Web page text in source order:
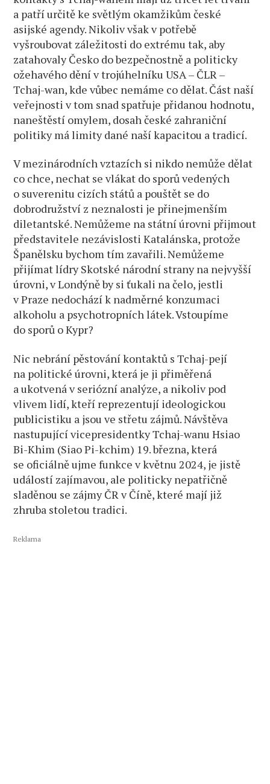
a patří určitě ke světlým okamžikům české
asijské agendy. Nikoliv však v potřebě
vyšroubovat záležitosti do extrému tak, aby
zatahovaly Česko do bezpečnostně a politicky
ožehavého dění v trojúhelníku USA – ČLR –
Tchaj-wan, kde vůbec nemáme co dělat. Část naší
veřejnosti v tom snad spatřuje přidanou hodnotu,
naneštěstí omylem, dosah české zahraniční
politiky má limity dané naší kapacitou a tradicí.
V mezinárodních vztazích si nikdo nemůže dělat
co chce, nechat se vlákat do sporů vedených
o suverenitu cizích států a pouštět se do
dobrodružství z neznalosti je přinejmenším
diletantské. Nemůžeme na státní úrovni přijmout
představitele nezávislosti Katalánska, protože
Španělsku bychom tím zavařili. Nemůžeme
přijímat lídry Skotské národní strany na nejvyšší
úrovni, v Londýně by si ťukali na čelo, jestli
v Praze nedochází k nadměrné konzumaci
alkoholu a psychotropních látek. Vstoupíme
do sporů o Kypr?
Nic nebrání pěstování kontaktů s Tchaj-pejí
na politické úrovni, která je ji přiměřená
a ukotvená v seriózní analýze, a nikoliv pod
vlivem lidí, kteří reprezentují ideologickou
publicistiku a jsou ve střetu zájmů. Návštěva
nastupující vicepresidentky Tchaj-wanu Hsiao
Bi-Khim (Siao Pi-kchim) 19. března, která
se oficiálně ujme funkce v květnu 2024, je jistě
událostí zajímavou, ale politicky nepatřičně
sladěnou se zájmy ČR v Číně, které mají již
zhruba stoletou tradici.
Reklama